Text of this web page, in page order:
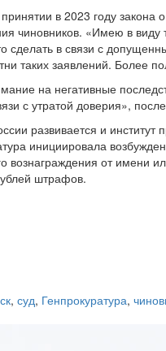
в 2023 году
чиновников. «Имею в
сделать в связи с
таких заявлений. Более
на негативные
с утратой доверия»,
развивается и
инициировала
вознаграждения от имени
штрафов.
, суд, Генпрокуратура,